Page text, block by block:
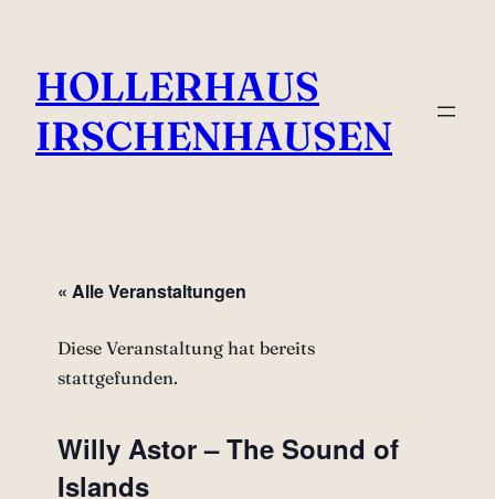
HOLLERHAUS
IRSCHENHAUSEN
« Alle Veranstaltungen
Diese Veranstaltung hat bereits
stattgefunden.
Willy Astor – The Sound of
Islands